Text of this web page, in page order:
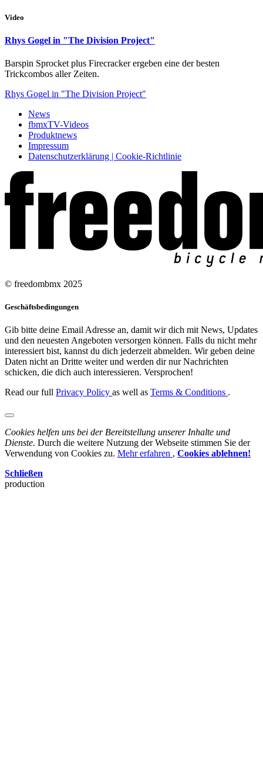
Video
Rhys Gogel in "The Division Project"
Barspin Sprocket plus Firecracker ergeben eine der besten
Trickcombos aller Zeiten.
Rhys Gogel in "The Division Project"
News
fbmxTV-Videos
Produktnews
Impressum
Datenschutzerklärung | Cookie-Richtlinie
© freedombmx 2025
Geschäftsbedingungen
Gib bitte deine Email Adresse an, damit wir dich mit News, Updates
und den neuesten Angeboten versorgen können. Falls du nicht mehr
interessiert bist, kannst du dich jederzeit abmelden. Wir geben deine
Daten nicht an Dritte weiter und werden dir nur Nachrichten
schicken, die dich auch interessieren. Versprochen!
Read our full Privacy Policy as well as Terms & Conditions .
Cookies helfen uns bei der Bereitstellung unserer Inhalte und
Dienste. Durch die weitere Nutzung der Webseite stimmen Sie der
Verwendung von Cookies zu. Mehr erfahren , Cookies ablehnen!
Schließen
production